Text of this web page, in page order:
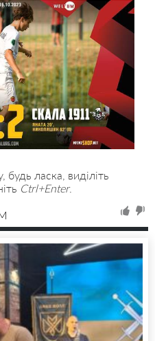
ласка, виділіть
Ctrl+Enter.